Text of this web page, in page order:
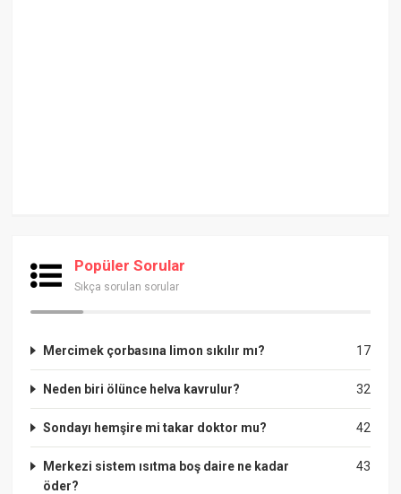
Popüler Sorular
Sıkça sorulan sorular
17
Mercimek çorbasına limon sıkılır mı?
32
Neden biri ölünce helva kavrulur?
42
Sondayı hemşire mi takar doktor mu?
43
Merkezi sistem ısıtma boş daire ne kadar
öder?